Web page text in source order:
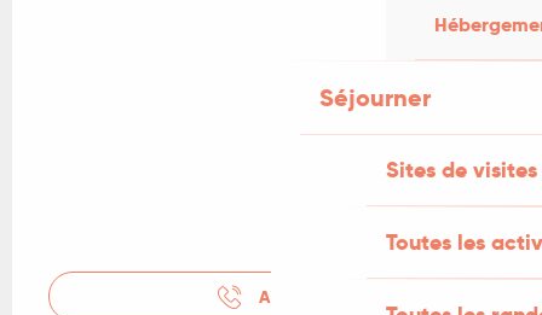
Séjourner
Sites de visites
Toutes les
APPELER